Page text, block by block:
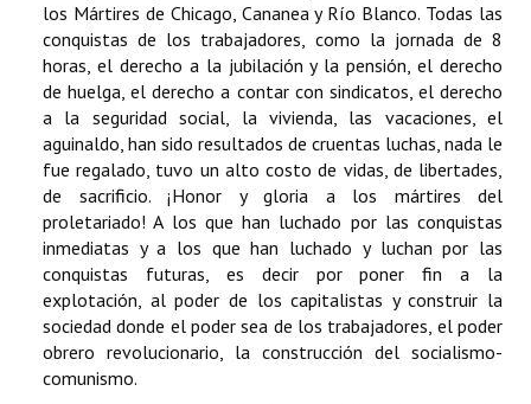
los Mártires de Chicago, Cananea y Río Blanco. Todas las
conquistas de los trabajadores, como la jornada de 8
horas, el derecho a la jubilación y la pensión, el derecho
de huelga, el derecho a contar con sindicatos, el derecho
a la seguridad social, la vivienda, las vacaciones, el
aguinaldo, han sido resultados de cruentas luchas, nada le
fue regalado, tuvo un alto costo de vidas, de libertades,
de sacrificio. ¡Honor y gloria a los mártires del
proletariado! A los que han luchado por las conquistas
inmediatas y a los que han luchado y luchan por las
conquistas futuras, es decir por poner fin a la
explotación, al poder de los capitalistas y construir la
sociedad donde el poder sea de los trabajadores, el poder
obrero revolucionario, la construcción del socialismo-
comunismo.